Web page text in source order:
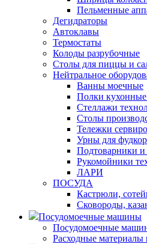
Пельменные
Дегидраторы
Автоклавы
Термостаты
Колоды разрубочные
Столы для пиццы и
Нейтральное
Ванны моечные
Полки
Стеллажи
Столы
Тележки
Урны для
Подтоварники и
Рукомойники
ЛАРИ
ПОСУДА
Кастрюли,
Сковороды,
Посудомоечные машины
Посудомоечные
Расходные